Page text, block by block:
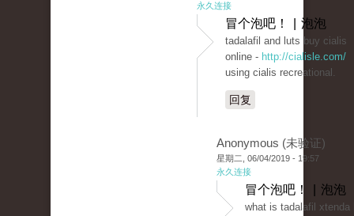
永久连接
冒个泡吧！ | 泡泡
tadalafil and luts buy cialis
online - http://cialisle.com/
using cialis recreational.
回复
Anonymous (未验证)
星期二, 06/04/2019 - 19:57
永久连接
冒个泡吧！ | 泡泡
what is tadalafil xtenda